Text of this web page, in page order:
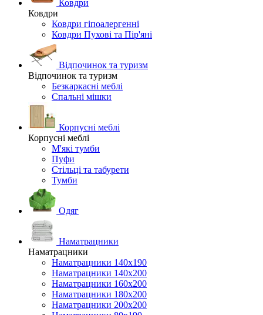
Ковдри
Ковдри
Ковдри гіпоалергенні
Ковдри Пухові та Пір'яні
Відпочинок та туризм
Відпочинок та туризм
Безкаркасні меблі
Спальні мішки
Корпусні меблі
Корпусні меблі
М'які тумби
Пуфи
Стільці та табурети
Тумби
Одяг
Наматрацники
Наматрацники
Наматрацники 140х190
Наматрацники 140х200
Наматрацники 160х200
Наматрацники 180х200
Наматрацники 200х200